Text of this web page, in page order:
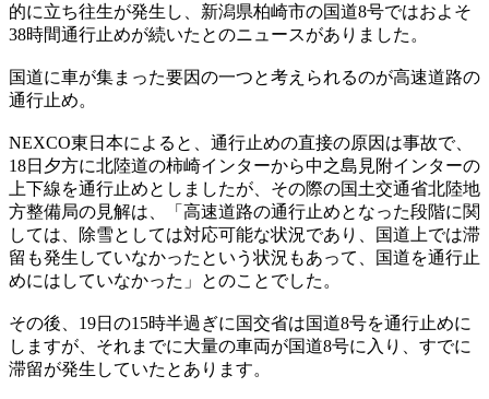
的に立ち往生が発生し、新潟県柏崎市の国道8号ではおよそ
38時間通行止めが続いたとのニュースがありました。
国道に車が集まった要因の一つと考えられるのが高速道路の
通行止め。
NEXCO東日本によると、通行止めの直接の原因は事故で、
18日夕方に北陸道の柿崎インターから中之島見附インターの
上下線を通行止めとしましたが、その際の国土交通省北陸地
方整備局の見解は、「高速道路の通行止めとなった段階に関
しては、除雪としては対応可能な状況であり、国道上では滞
留も発生していなかったという状況もあって、国道を通行止
めにはしていなかった」とのことでした。
その後、19日の15時半過ぎに国交省は国道8号を通行止めに
しますが、それまでに大量の車両が国道8号に入り、すでに
滞留が発生していたとあります。